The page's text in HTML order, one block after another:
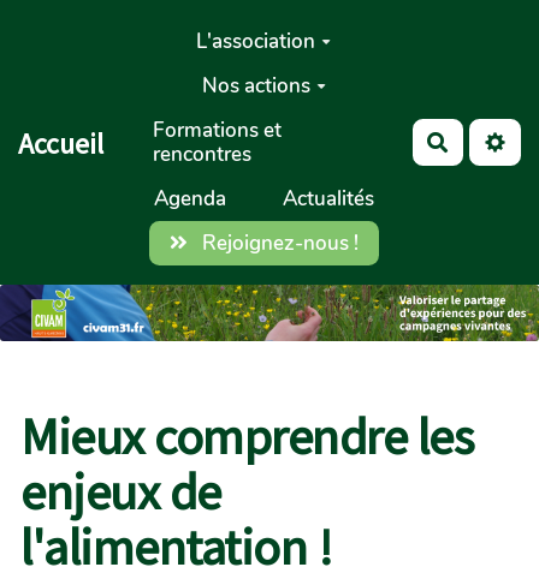
Aller au contenu principal
Accueil
L'association
Nos actions
Formations et
rencontres
Agenda
Actualités
Rejoignez-nous !
Mieux comprendre les
enjeux de
l'alimentation !